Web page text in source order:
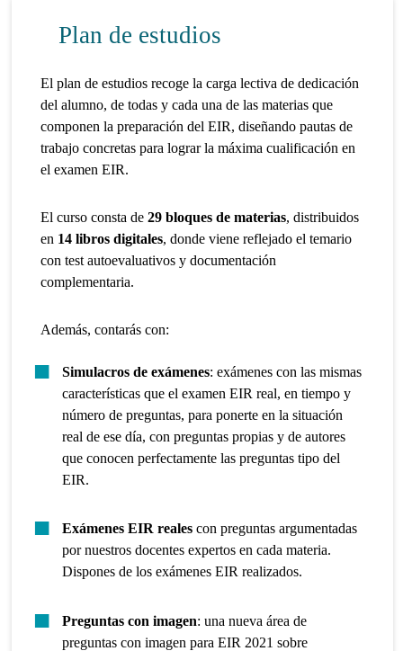
Plan de estudios
El plan de estudios recoge la carga lectiva de dedicación
del alumno, de todas y cada una de las materias que
componen la preparación del EIR, diseñando pautas de
trabajo concretas para lograr la máxima cualificación en
el examen EIR.
El curso consta de29 bloques de materias, distribuidos
en 14 libros digitales, donde viene reflejado el temario
con test autoevaluativos y documentación
complementaria.
Además, contarás con:
Simulacros de exámenes: exámenes con las mismas
características que el examen EIR real, en tiempo y
número de preguntas, para ponerte en la situación
real de ese día, con preguntas propias y de autores
que conocen perfectamente las preguntas tipo del
EIR.
Exámenes EIR reales con preguntas argumentadas
por nuestros docentes expertos en cada materia.
Dispones de los exámenes EIR realizados.
Preguntas con imagen: una nueva área de
preguntas con imagen para EIR 2021 sobre